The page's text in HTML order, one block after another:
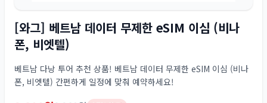
[와그] 베트남 데이터 무제한 eSIM 이심 (비나
폰, 비엣텔)
베트남 다낭 투어 추천 상품! 베트남 데이터 무제한 eSIM 이심 (비나
폰, 비엣텔) 간편하게 일정에 맞춰 예약하세요!